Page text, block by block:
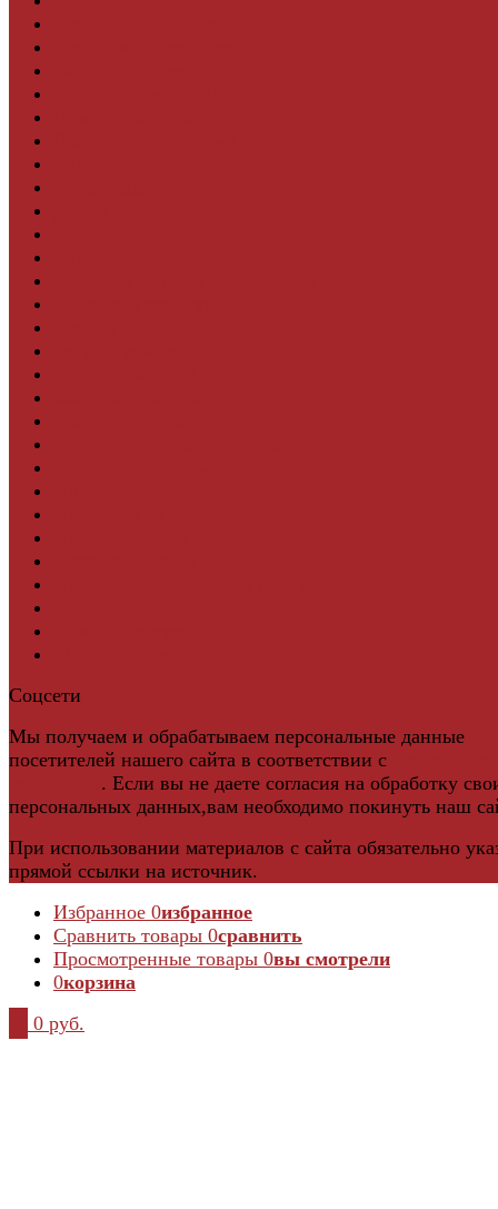
Соцсети
Мы получаем и обрабатываем персональные данные
посетителей нашего сайта в соответствии с
. Если вы не даете согласия на обработку
персональных данных,вам необходимо покинуть наш
При использовании материалов с сайта обязательно
прямой ссылки на источник.
Избранное 0избранное
Сравнить товары 0сравнить
Просмотренные товары 0вы смотрели
0корзина
0 руб.